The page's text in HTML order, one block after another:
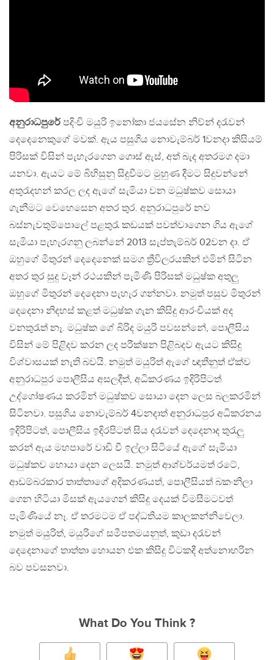
අනුරාධපුරේ පදිංචි මයුරි ඉනෝකා ජයසේන නිව්න් දරැවන්
දෙදෙනෙකුගේ මවක්. ඇය පසුගිය නොවැම්බර් 1වනදා කිසියම්
පිරිසක් විසින් පැහැරගෙන ගොස් ඇස්, අත් බැද අතරමග දමා
යනවා. ඇයට මේ බිහිසුනු සිදුවීමට මුහුණ දීමට සිදුවන්නේ
අතුරැදහන් කරල ලද ඇගේ සැමියා වන මධුෂ්කව සොයා
ගැනීමට වෙහෙසෙන අතර තුර. අනුරාධපුරේ නව
බස්නැවතුම්පොලේ පළතුරැ කඩයක් පවත්වාගෙන ගිය ඇගේ
සැමියා පැහැරගනු ලබන්නේ 2013 සැප්තැම්බර් 02වන දා. ඒ
ඔහුගේ මිතුරන් දෙදෙනෙක් සමග ත්‍රීවිලරයකින් එමින් සිටින
අතර තුර සුදු වෑන් රථයකින් පැමිණි පිරිසක් මධුෂ්ක අතුලු
ඔහුගේ මිතුරන් දෙදෙනා පැහැර ගන්නවා. නමුත් පසුව මිතුරන්
දෙදෙනා නිදහස් කළත් මධුෂ්ක ගැන කිසිදු ආරංචියක් අද
වනතුරැත් නෑ. මධුෂ්ක ගේ බිරිද මයුරි පවසන්නේ, පොලීසිය
විසින් මේ පිළිදව කරන ලද පරීක්ෂන පිළිබදව ඇයට කිසිදු
විශ්වාසයක් නැති බවයි. නමුත් මයුරිත් ඇගේ ඥාතීනුත් ඒක්ව
අනුරාධපුර පොලීසිය අසලදීත්, අධිකරණය ඉදිරිපිටත්
උද්ගෝෂණය කරමින් මධුෂ්කව සොයා දෙන ලෙස බලකරමින්
සිටිනවා. පසුගිය නොවැම්බර් 4වනදාත් අනුරාධපුර අධිකරනය
ඉදිරිපිටත්, පොලීසිය ඉදිරපිටත් සිය දරැවන් දෙදෙනාද තුරැලු
කරන් ඇය මහපාරේ වාඩි වී ඉල්ලා සිටියේ ඇගේ සැමියා
මධුෂ්කව හොයා දෙන ලෙසයි. නමුත් ආශ්චර්යමත් රටේ,
ආඩම්බරකාර තාත්තාගේ අදිකරණයත්, පොලීසියත් බකංනිලා
ගෙන හිටියා මිසක් ඇයගෙන් කිසිදු දෙයක් විමසීමටවත්
පැමිණියේ නෑ. ඒ තරමටම ඒ පද්ධතියම කාලකන්නිවෙලා.
නමුත් මයුරිත්, මයුරිගේ සමීපතමයනුත්, කුඩා දරැවන්
දෙදෙනාගේ තාත්තා හොයන එක කිසිදු විටකදී අත්නොහරින
බව පවසනවා.
What Do You Think ?